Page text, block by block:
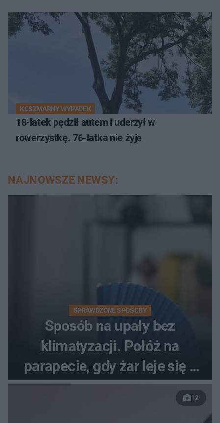
KOSZMARNY WYPADEK
18-latek pędził autem i uderzył w
rowerzystkę. 76-latka nie żyje
NAJNOWSZE NEWSY:
SPRAWDZONE SPOSOBY
Sposób na upały bez
klimatyzacji. Połóż na
parapecie, gdy żar leje się z
nieba
12